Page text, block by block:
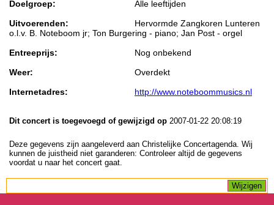
Doelgroep:
Alle leeftijden
Uitvoerenden:
Hervormde Zangkoren Lunteren
o.l.v. B. Noteboom jr; Ton Burgering - piano; Jan Post - orgel
Entreeprijs:
Nog onbekend
Weer:
Overdekt
Internetadres:
http://www.noteboommusics.nl
Dit concert is toegevoegd of gewijzigd op 2007-01-22 20:08:19
Deze gegevens zijn aangeleverd aan Christelijke Concertagenda. Wij
kunnen de juistheid niet garanderen: Controleer altijd de gegevens
voordat u naar het concert gaat.